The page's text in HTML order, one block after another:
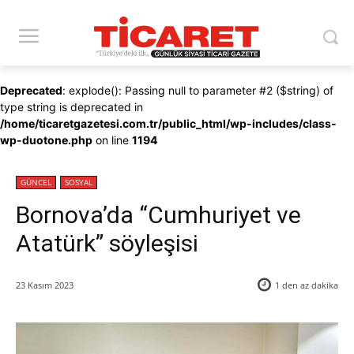
Deprecated: explode(): Passing null to parameter #2 ($string) of
type string is deprecated in
/home/ticaretgazetesi.com.tr/public_html/wp-includes/class-
wp-duotone.php on line 1194
GÜNCEL SOSYAL
Bornova’da “Cumhuriyet ve
Atatürk” söyleşisi
23 Kasım 2023 1 den az dakika